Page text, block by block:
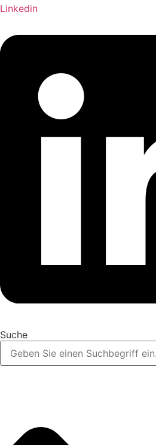
Linkedin
Suche